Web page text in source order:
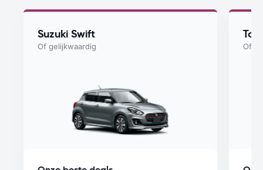
Suzuki Swift
Of gelijkwaardig Of